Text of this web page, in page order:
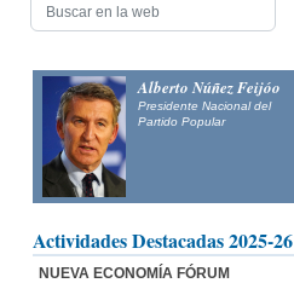
Alberto Núñez Feijóo
Presidente Nacional del
Partido Popular
Actividades Destacadas 2025-26
NUEVA ECONOMÍA FÓRUM